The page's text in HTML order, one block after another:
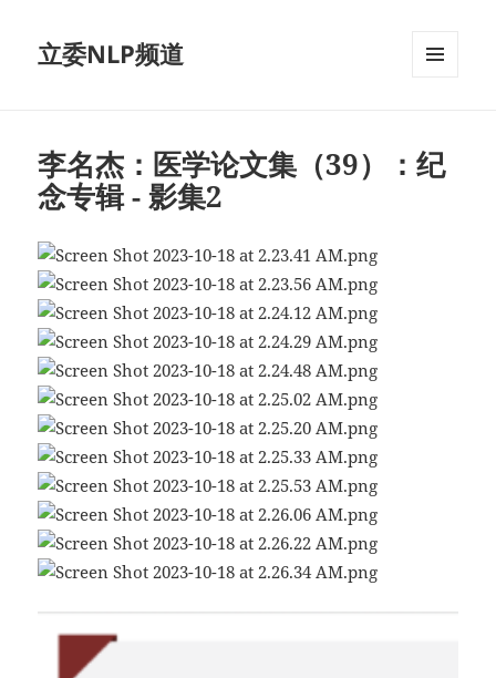
立委NLP频道
李名杰：医学论文集（39）：纪
念专辑 - 影集2